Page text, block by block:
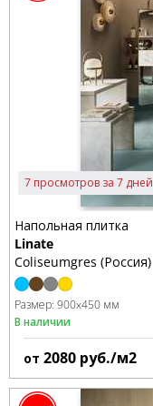
7 просмотров за 7 дней
Напольная плитка
Linate
Coliseumgres (Россия)
Размер: 900x450 мм
В наличии
от 2080 руб./м2